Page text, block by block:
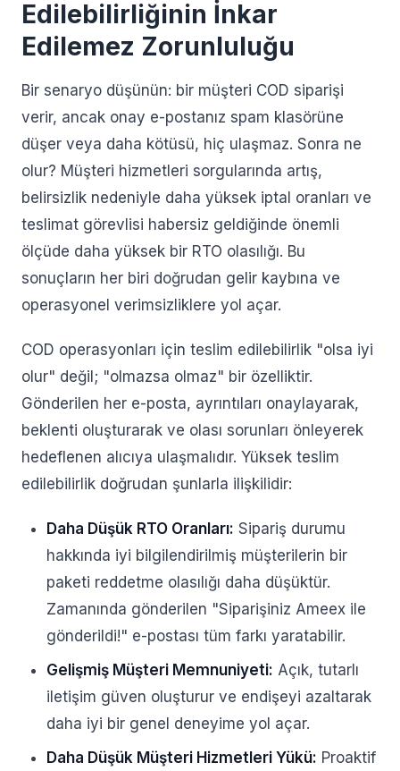
Edilebilirliğinin İnkar
Edilemez Zorunluluğu
Bir senaryo düşünün: bir müşteri COD siparişi
verir, ancak onay e-postanız spam klasörüne
düşer veya daha kötüsü, hiç ulaşmaz. Sonra ne
olur? Müşteri hizmetleri sorgularında artış,
belirsizlik nedeniyle daha yüksek iptal oranları ve
teslimat görevlisi habersiz geldiğinde önemli
ölçüde daha yüksek bir RTO olasılığı. Bu
sonuçların her biri doğrudan gelir kaybına ve
operasyonel verimsizliklere yol açar.
COD operasyonları için teslim edilebilirlik "olsa iyi
olur" değil; "olmazsa olmaz" bir özelliktir.
Gönderilen her e-posta, ayrıntıları onaylayarak,
beklenti oluşturarak ve olası sorunları önleyerek
hedeflenen alıcıya ulaşmalıdır. Yüksek teslim
edilebilirlik doğrudan şunlarla ilişkilidir:
Daha Düşük RTO Oranları: Sipariş durumu
hakkında iyi bilgilendirilmiş müşterilerin bir
paketi reddetme olasılığı daha düşüktür.
Zamanında gönderilen "Siparişiniz Ameex ile
gönderildi!" e-postası tüm farkı yaratabilir.
Gelişmiş Müşteri Memnuniyeti: Açık, tutarlı
iletişim güven oluşturur ve endişeyi azaltarak
daha iyi bir genel deneyime yol açar.
Daha Düşük Müşteri Hizmetleri Yükü: Proaktif